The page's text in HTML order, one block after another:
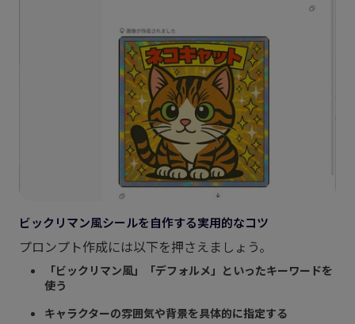
ビックリマン風シールを自作する実用的なコツ
プロンプト作成には以下を押さえましょう。
「ビックリマン風」「デフォルメ」といったキーワードを
使う
キャラクターの雰囲気や背景を具体的に指定する